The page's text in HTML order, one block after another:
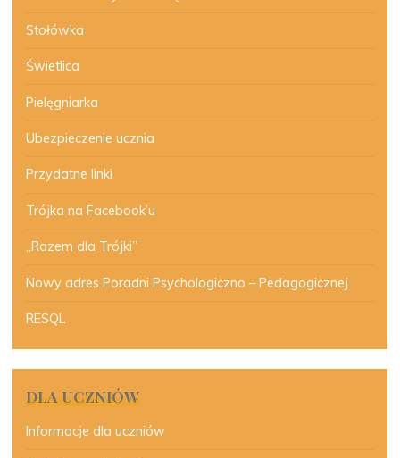
Stołówka
Świetlica
Pielęgniarka
Ubezpieczenie ucznia
Przydatne linki
Trójka na Facebook’u
„Razem dla Trójki”
Nowy adres Poradni Psychologiczno – Pedagogicznej
RESQL
DLA UCZNIÓW
Informacje dla uczniów